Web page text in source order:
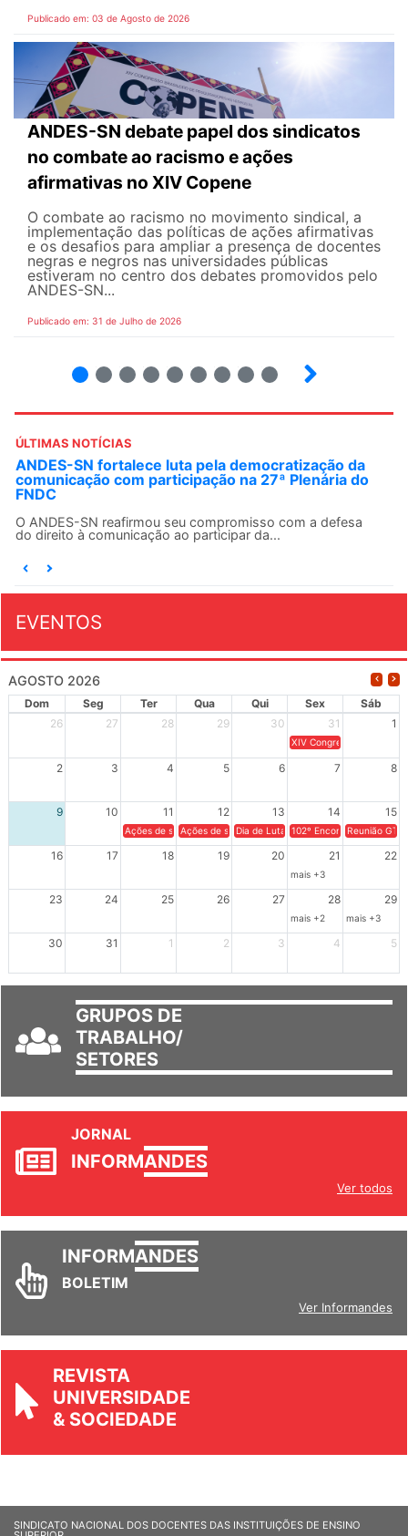
Publicado em: 03 de Agosto de 2026
ANDES-SN debate papel dos sindicatos
no combate ao racismo e ações
afirmativas no XIV Copene
O combate ao racismo no movimento sindical, a
implementação das políticas de ações afirmativas
e os desafios para ampliar a presença de docentes
negras e negros nas universidades públicas
estiveram no centro dos debates promovidos pelo
ANDES-SN...
Publicado em: 31 de Julho de 2026
ÚLTIMAS NOTÍCIAS
Fonasefe denuncia desigualdade de até 182% em
auxílios pagos a servidores do Executivo
dos direitos do funcionalismo federal é...
EVENTOS
AGOSTO 2026
Dom Seg Ter Qua Qui Sex
Sáb
26
27 28 29 30 31 1
XIV Congresso Brasileiro
2 3 4 5 6 7 8
9 10 11 12 13 14 15
Ações de solidariedade a Cuba no Rio Grande do Sul - 100
Ações de solidariedade a Cuba no Rio Grande do
Dia de Luta em Defesa de Cuba e da
102º Encontro da
Reunião
16 17 18 19 20 21 22
mais +3
23 24 25 26 27 28 29
mais +2 mais +3
30 31 1 2 3 4 5
GRUPOS DE
TRABALHO/
SETORES
JORNAL
INFORMANDES
Ver todos
INFORMANDES
BOLETIM
Ver Informandes
REVISTA
UNIVERSIDADE
& SOCIEDADE
SINDICATO NACIONAL DOS DOCENTES DAS INSTITUIÇÕES DE ENSINO